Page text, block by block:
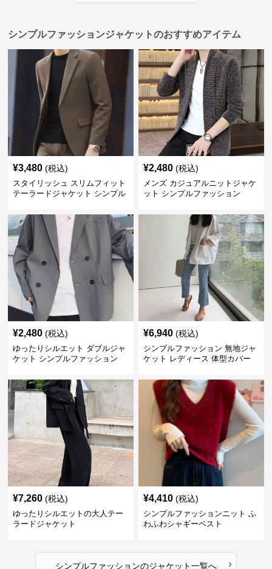
シンプルファッションジャケットのおすすめアイテム
¥3,480 (税込)
スタイリッシュ スリムフィット
テーラードジャケット シンプル
¥2,480 (税込)
メンズ カジュアルニットジャケ
ット シンプルファッション
¥2,480 (税込)
ゆったりシルエット ダブルジャ
ケット シンプルファッション
¥6,940 (税込)
シンプルファッション 無地ジャ
ケット レディース 体型カバー
¥7,260 (税込)
ゆったりシルエットの大人テー
ラードジャケット
¥4,410 (税込)
シンプルファッションニット ふ
わふわシャギーベスト
シンプルファッションのジャケット一覧へ ›